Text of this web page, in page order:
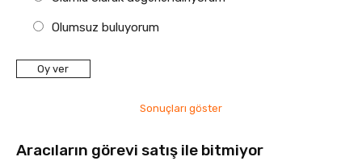
Olumsuz buluyorum
Sonuçları göster
Aracıların görevi satış ile bitmiyor